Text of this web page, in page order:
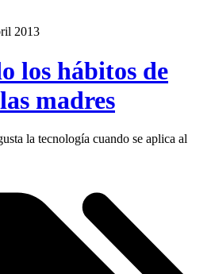
2013
los hábitos de
madres
la tecnología cuando se aplica al